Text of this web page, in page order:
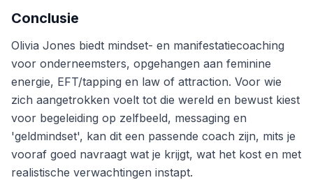
Conclusie
Olivia Jones biedt mindset- en manifestatiecoaching
voor onderneemsters, opgehangen aan feminine
energie, EFT/tapping en law of attraction. Voor wie
zich aangetrokken voelt tot die wereld en bewust kiest
voor begeleiding op zelfbeeld, messaging en
'geldmindset', kan dit een passende coach zijn, mits je
vooraf goed navraagt wat je krijgt, wat het kost en met
realistische verwachtingen instapt.